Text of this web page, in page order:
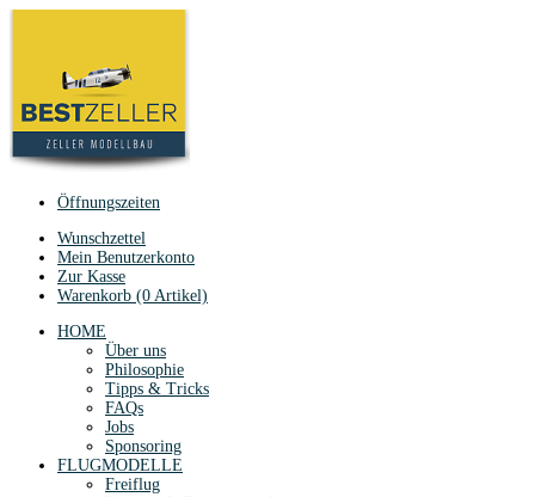
Öffnungszeiten
Wunschzettel
Mein Benutzerkonto
Zur Kasse
Warenkorb (0 Artikel)
HOME
Über uns
Philosophie
Tipps & Tricks
FAQs
Jobs
Sponsoring
FLUGMODELLE
Freiflug